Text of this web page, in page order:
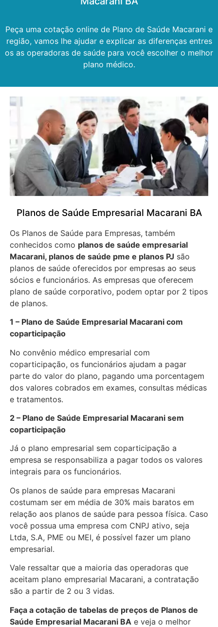
Peça uma cotação online de Plano de Saúde Macarani e
região, vamos lhe ajudar e explicar as diferenças entres
os as operadoras de saúde para você escolher o melhor
plano médico.
Planos de Saúde Empresarial Macarani BA
Os Planos de Saúde para Empresas, também
conhecidos como planos de saúde empresarial
Macarani, planos de saúde pme e planos PJ são
planos de saúde oferecidos por empresas ao seus
sócios e funcionários. As empresas que oferecem
plano de saúde corporativo, podem optar por 2 tipos
de planos.
1 – Plano de Saúde Empresarial Macarani com
coparticipação
No convênio médico empresarial com
coparticipação, os funcionários ajudam a pagar
parte do valor do plano, pagando uma porcentagem
dos valores cobrados em exames, consultas médicas
e tratamentos.
2 – Plano de Saúde Empresarial Macarani sem
coparticipação
Já o plano empresarial sem coparticipação a
empresa se responsabiliza a pagar todos os valores
integrais para os funcionários.
Os planos de saúde para empresas Macarani
costumam ser em média de 30% mais baratos em
relação aos planos de saúde para pessoa física. Caso
você possua uma empresa com CNPJ ativo, seja
Ltda, S.A, PME ou MEI, é possível fazer um plano
empresarial.
Vale ressaltar que a maioria das operadoras que
aceitam plano empresarial Macarani, a contratação
são a partir de 2 ou 3 vidas.
Faça a cotação de tabelas de preços de Planos de
Saúde Empresarial Macarani BA e veja o melhor